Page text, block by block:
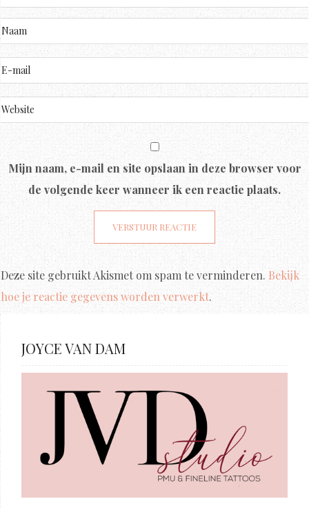
Mijn naam, e-mail en site opslaan in deze browser voor
de volgende keer wanneer ik een reactie plaats.
Deze site gebruikt Akismet om spam te verminderen.Bekijk
hoe je reactie gegevens worden verwerkt.
JOYCE VAN DAM